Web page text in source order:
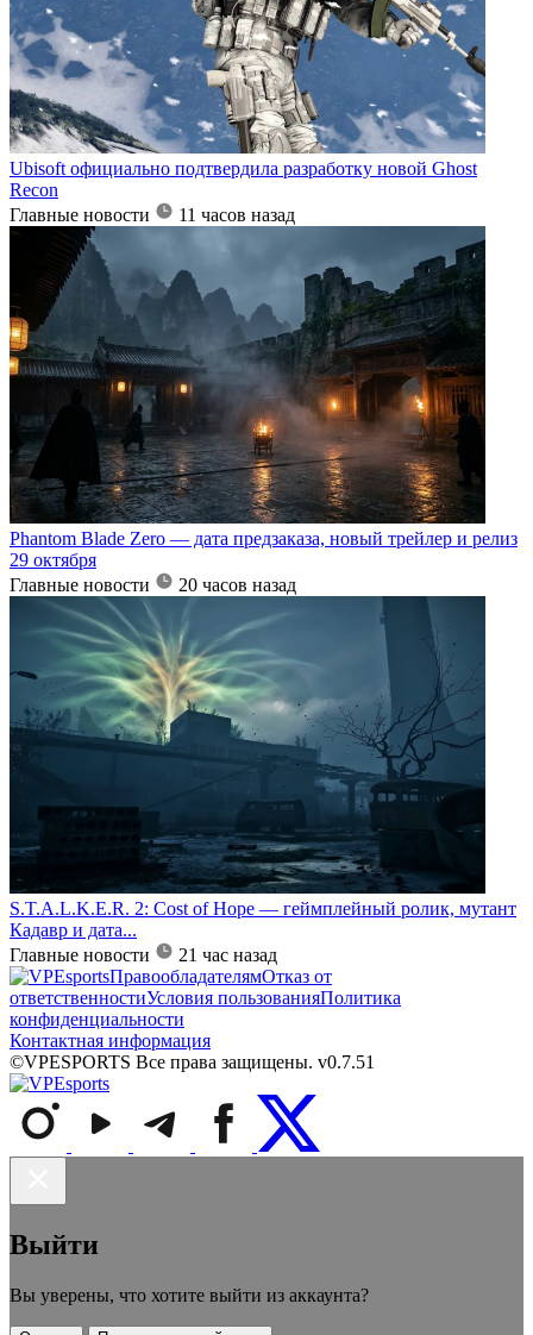
Ubisoft официально подтвердила разработку новой Ghost
Recon
Главные новости
11 часов назад
Phantom Blade Zero — дата предзаказа, новый трейлер и релиз
29 октября
Главные новости
20 часов назад
S.T.A.L.K.E.R. 2: Cost of Hope — геймплейный ролик, мутант
Кадавр и дата...
Главные новости
21 час назад
ПравообладателямОтказ от
ответственностиУсловия пользованияПолитика
конфиденциальности
Контактная информация
©VPESPORTS Все права защищены. v0.7.51
Выйти
Вы уверены, что хотите выйти из аккаунта?